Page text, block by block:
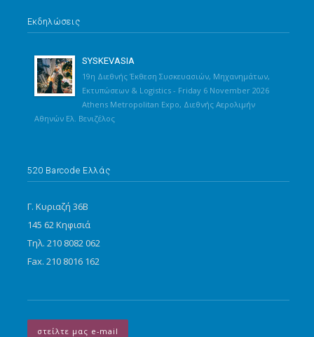
Εκδηλώσεις
SYSKEVASIA
19η Διεθνής Έκθεση Συσκευασιών, Μηχανημάτων,
Εκτυπώσεων & Logistics - Friday 6 November 2026
Athens Metropolitan Expo, Διεθνής Αερολιμήν
Αθηνών Ελ. Βενιζέλος
520 Barcode Ελλάς
Γ. Κυριαζή 36Β
145 62 Κηφισιά
Τηλ. 210 8082 062
Fax. 210 8016 162
στείλτε μας e-mail